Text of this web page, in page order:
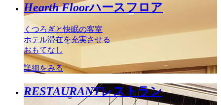
Hearth Floorハースフロア
くつろぎと快眠の客室
ホテル滞在を充実させる
おもてなし
詳細をみる
RESTAURANTレストラン